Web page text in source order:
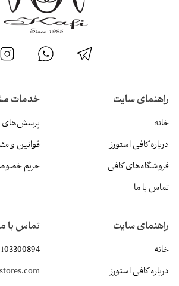
راهنمای سایت
خانه
درباره کافی استورز
فروشگاه‌های کافی
تماس با ما
خدمات
پرسش‌های
قوانین و
حریم
راهنمای سایت
خانه
درباره کافی استورز
تماس با